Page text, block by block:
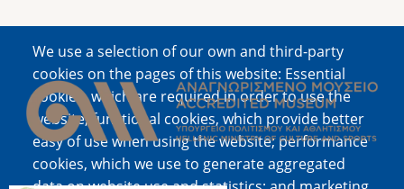
We use a selection of our own and third-party
cookies on the pages of this website: Essential
cookies, which are required in order to use the
website; functional cookies, which provide better
easy of use when using the website; performance
cookies, which we use to generate aggregated
Image